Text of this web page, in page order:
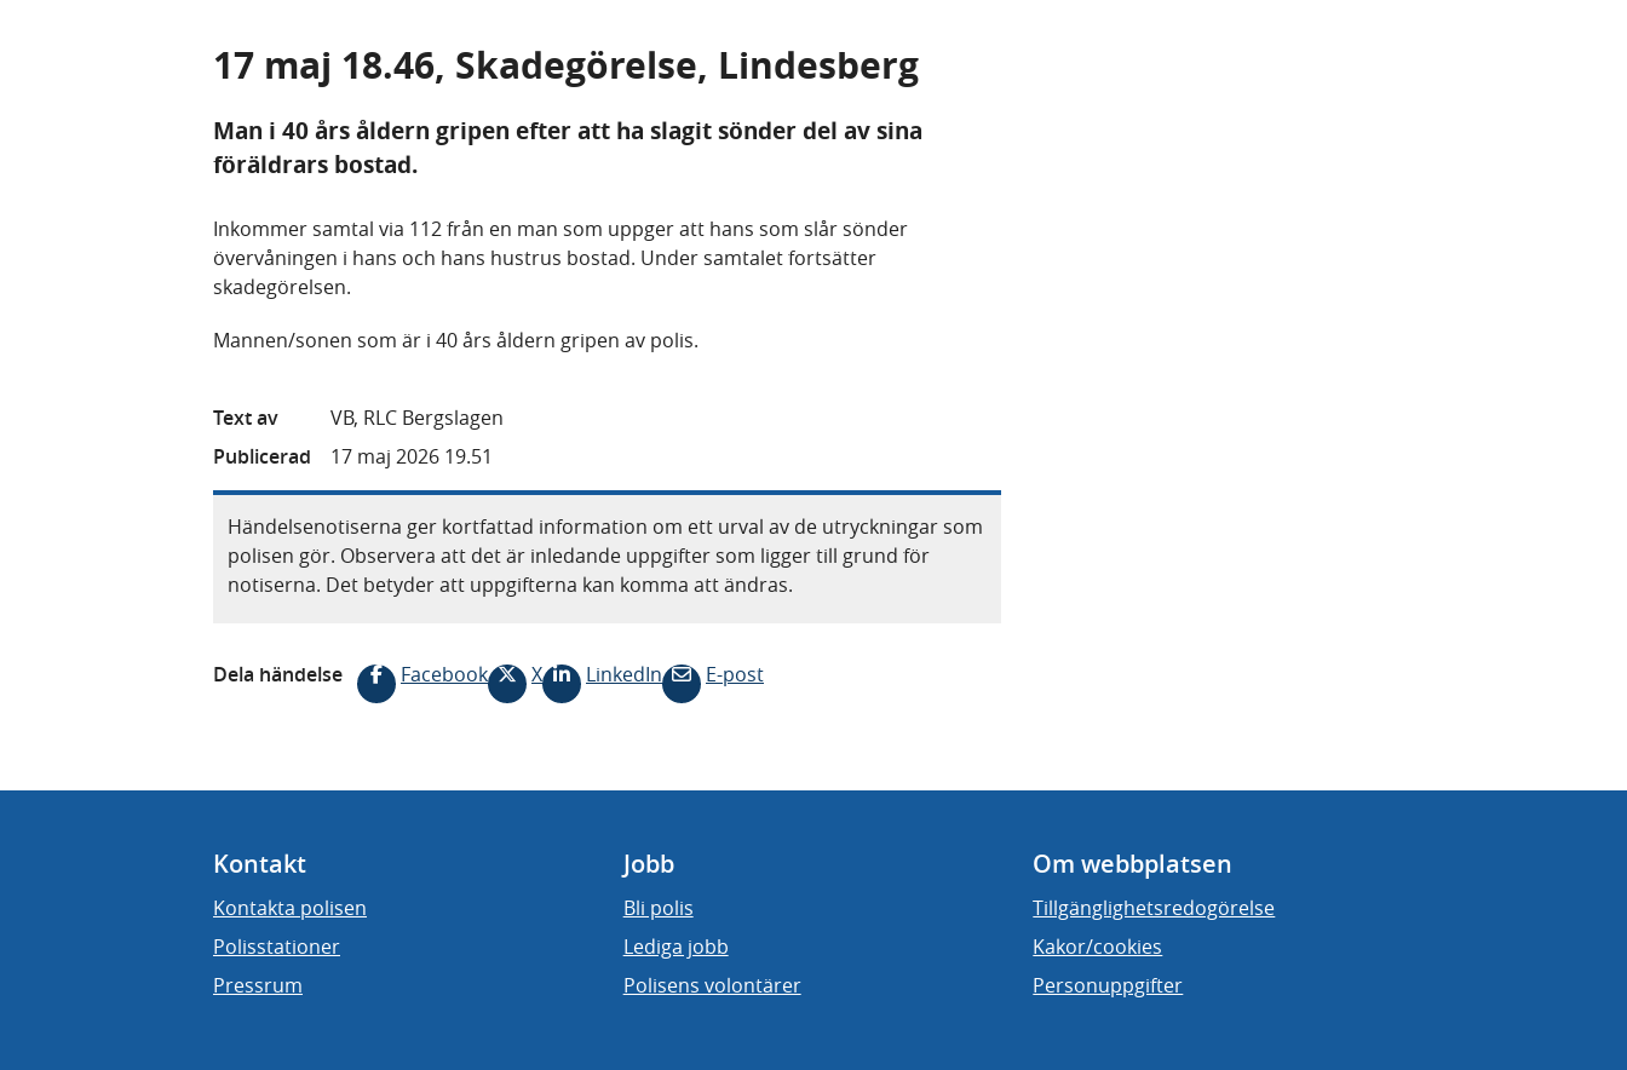
17 maj 18.46, Skadegörelse, Lindesberg
Man i 40 års åldern gripen efter att ha slagit sönder del av sina
föräldrars bostad.
Inkommer samtal via 112 från en man som uppger att hans som slår sönder
övervåningen i hans och hans hustrus bostad. Under samtalet fortsätter
skadegörelsen.
Mannen/sonen som är i 40 års åldern gripen av polis.
Text av
VB, RLC Bergslagen
Publicerad
17 maj 2026 19.51
Händelsenotiserna ger kortfattad information om ett urval av de utryckningar som
polisen gör. Observera att det är inledande uppgifter som ligger till grund för
notiserna. Det betyder att uppgifterna kan komma att ändras.
Dela händelse Facebook X LinkedIn E-post
Kontakt
Kontakta polisen
Polisstationer
Pressrum
Jobb
Bli polis
Lediga jobb
Polisens volontärer
Om webbplatsen
Tillgänglighetsredogörelse
Kakor/cookies
Personuppgifter